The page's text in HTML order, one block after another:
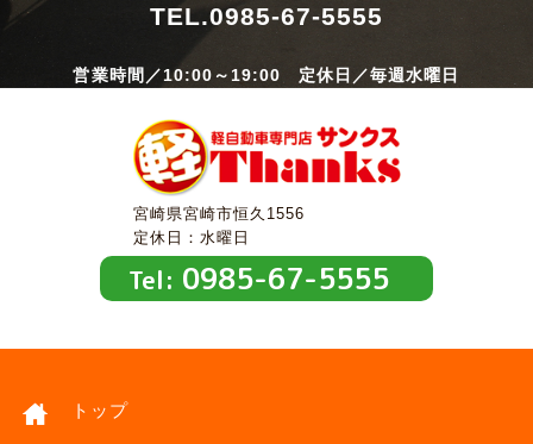
TEL.0985-67-5555
営業時間／10:00～19:00 定休日／毎週水曜日
宮崎県宮崎市恒久1556
定休日：水曜日
Tel: 0985-67-5555
トップ